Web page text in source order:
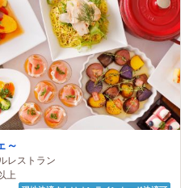
～
レストラン
上